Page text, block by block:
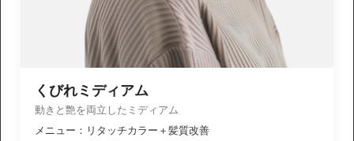
くびれミディアム
動きと艶を両立したミディアム
メニュー：リタッチカラー＋髪質改善